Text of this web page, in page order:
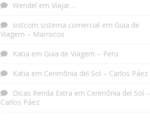
Wendel em Viajar…
sistcom sistema comercial em Guia de
Viagem – Marrocos
Katia em Guia de Viagem – Peru
Katia em Cerimônia del Sol – Carlos Páez
Dicas Renda Extra em Cerimônia del Sol –
Carlos Páez